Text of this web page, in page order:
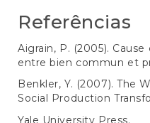
Referências
Aigrain, P. (2005).
entre bien commun et
Benkler, Y. (2007). The
Social Production
Yale University Press.